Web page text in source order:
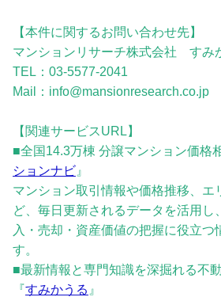
【本件に関するお問い合わせ先】
マンションリサーチ株式会社 すみ
TEL：03‐5577‐2041
Mail：info@mansionresearch.co.jp
【関連サービスURL】
■全国14.3万棟 分譲マンション価格
ションナビ 』
マンション取引情報や価格推移、エ
ど、毎日更新されるデータを活用し
入・売却・資産価値の把握に役立つ
す。
■最新情報と専門知識を深掘れる不
『すみかうる 』